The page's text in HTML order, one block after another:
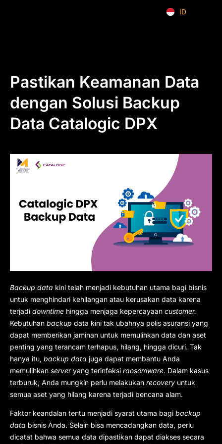
ID
EN
Pastikan Keamanan Data
dengan Solusi Backup
Data Catalogic DPX
Backup data kini telah menjadi kebutuhan utama bagi bisnis
untuk menghindari kehilangan atau kerusakan data karena
terjadi downtime hingga menjaga kepercayaan customer.
Kebutuhan backup data kini tak ubahnya polis asuransi yang
dapat memberikan jaminan untuk memulihkan data dan aset
penting yang terancam terhapus, hilang, hingga dicuri. Tak
hanya itu, backup data juga dapat membantu Anda
memulihkan serveryang terinfeksi ransomware. Dalam kasus
terburuk, Anda mungkin perlu melakukan recovery untuk
semua aset yang hilang karena terjadi bencana alam.
Faktor keandalan tentu menjadi syarat utama bagi backup
data bisnis Anda. Selain bisa mencadangkan data, perlu
dicatat bahwa semua data dipastikan dapat diakses secara